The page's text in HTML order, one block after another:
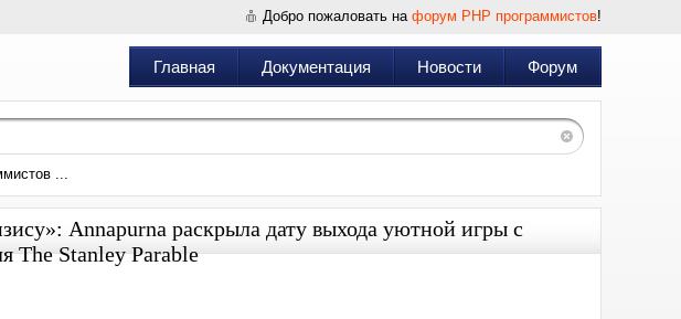
Добро пожаловать на форум PHP программистов!
Главная Документация Новости Форум
...
Annapurna раскрыла дату выхода уютной игры с
The Stanley Parable